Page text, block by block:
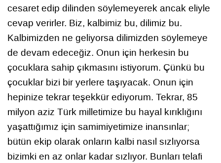
cesaret edip dilinden söylemeyerek ancak eliyle
cevap verirler. Biz, kalbimiz bu, dilimiz bu.
Kalbimizden ne geliyorsa dilimizden söylemeye
de devam edeceğiz. Onun için herkesin bu
çocuklara sahip çıkmasını istiyorum. Çünkü bu
çocuklar bizi bir yerlere taşıyacak. Onun için
hepinize tekrar teşekkür ediyorum. Tekrar, 85
milyon aziz Türk milletimize bu hayal kırıklığını
yaşattığımız için samimiyetimize inansınlar;
bütün ekip olarak onların kalbi nasıl sızlıyorsa
bizimki en az onlar kadar sızlıyor. Bunları telafi